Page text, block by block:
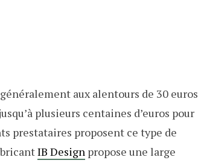
aux alentours de 30 euros
plusieurs centaines d’euros pour
prestataires proposent ce type de
IB Design propose une large